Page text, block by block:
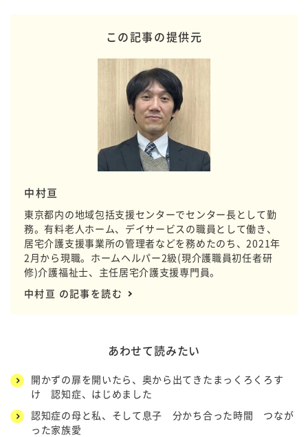
この記事の提供元
中村亘
東京都内の地域包括支援センターでセンター長として勤
務。有料老人ホーム、デイサービスの職員として働き、
居宅介護支援事業所の管理者などを務めたのち、2021年
2月から現職。ホームヘルパー2級(現介護職員初任者研
修)介護福祉士、主任居宅介護支援専門員。
中村亘 の記事を読む
あわせて読みたい
開かずの扉を開いたら、奥から出てきたまっくろくろす
け 認知症、はじめました
認知症の母と私、そして息子 分かち合った時間 つなが
った家族愛